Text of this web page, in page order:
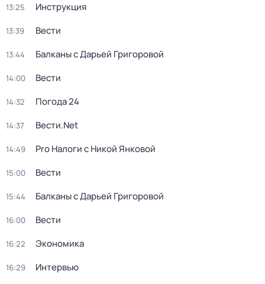
13:25 Инструкция
13:39 Вести
13:44 Балканы с Дарьей Григоровой
14:00 Вести
14:32 Погода 24
14:37 Вести.Net
14:49 Pro Налоги с Никой Янковой
15:00 Вести
15:44 Балканы с Дарьей Григоровой
16:00 Вести
16:22 Экономика
16:29 Интервью